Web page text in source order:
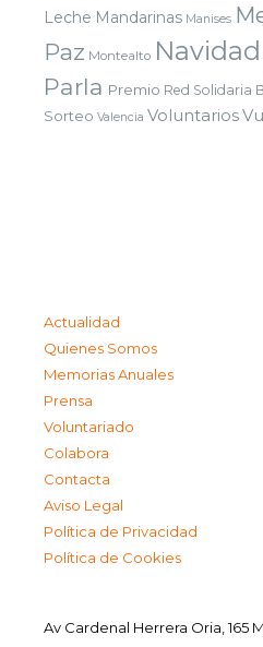
Leche Mandarinas Manises
Paz Montealto Navidad
Parla Premio Red Solidaria
Sorteo Valencia Voluntarios
Actualidad
Quienes Somos
Memorias Anuales
Prensa
Voluntariado
Colabora
Contacta
Aviso Legal
Política de Privacidad
Política de Cookies
Av Cardenal Herrera Oria, 165